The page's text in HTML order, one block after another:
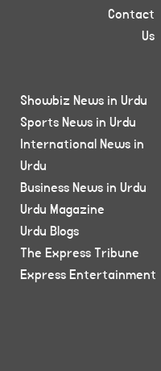
Contact
Us
Showbiz News in Urdu
Sports News in Urdu
International News in
Urdu
Business News in Urdu
Urdu Magazine
Urdu Blogs
The Express Tribune
Express Entertainment